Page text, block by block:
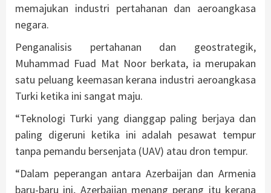
memajukan industri pertahanan dan aeroangkasa
negara.
Penganalisis pertahanan dan geostrategik,
Muhammad Fuad Mat Noor berkata, ia merupakan
satu peluang keemasan kerana industri aeroangkasa
Turki ketika ini sangat maju.
“Teknologi Turki yang dianggap paling berjaya dan
paling digeruni ketika ini adalah pesawat tempur
tanpa pemandu bersenjata (UAV) atau dron tempur.
“Dalam peperangan antara Azerbaijan dan Armenia
baru-baru ini, Azerbaijan menang perang itu kerana